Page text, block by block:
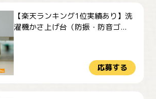
【楽天ランキング1位実績あり】洗
濯機かさ上げ台（防振・防音ゴ...
応募する